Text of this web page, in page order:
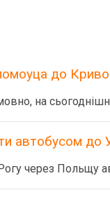
до
на
автобусом до
через Польщу